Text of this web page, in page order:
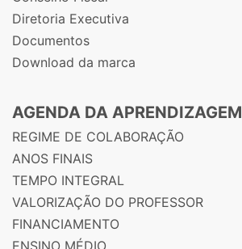
Diretoria Executiva
Documentos
Download da marca
AGENDA DA APRENDIZAGEM
REGIME DE COLABORAÇÃO
ANOS FINAIS
TEMPO INTEGRAL
VALORIZAÇÃO DO PROFESSOR
FINANCIAMENTO
ENSINO MÉDIO